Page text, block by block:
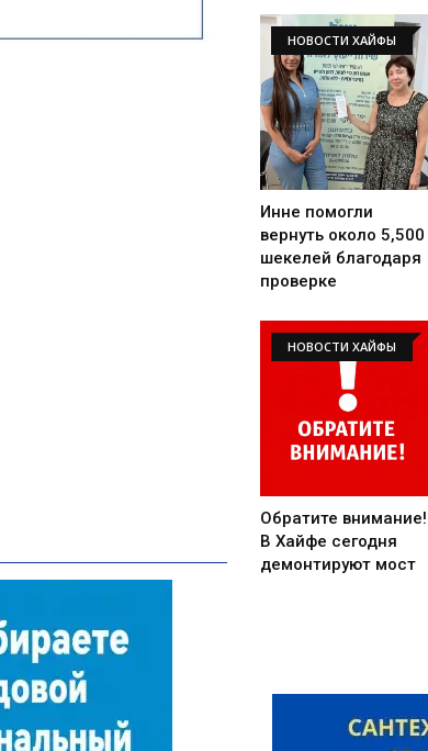
НОВОСТИ ХАЙФЫ
Инне помогли
вернуть около 5,500
шекелей благодаря
проверке
НОВОСТИ ХАЙФЫ
Обратите внимание!
В Хайфе сегодня
демонтируют мост